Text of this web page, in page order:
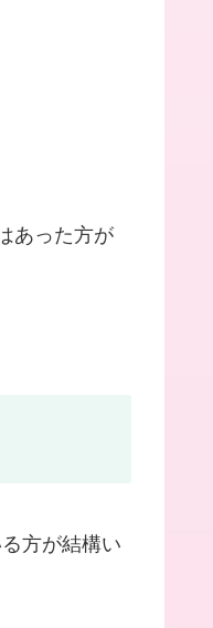
あった方が
方が結構い